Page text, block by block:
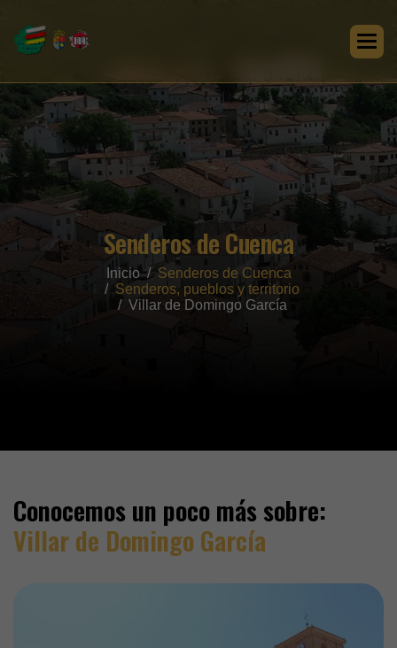
Senderos de Cuenca
Inicio
Senderos de Cuenca
Senderos, pueblos y territorio
Villar de Domingo García
Conocemos un poco más sobre:
Villar de Domingo García